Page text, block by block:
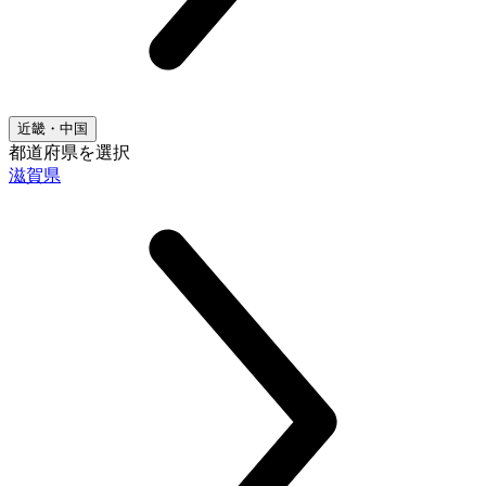
近畿・中国
都道府県を選択
滋賀県